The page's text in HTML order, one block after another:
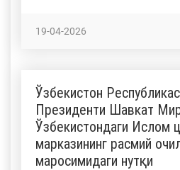
19-04-2026
Ўзбекистон
Президенти Шавкат
Ўзбекистондаги Ислом
марказининг расмий
маросимидаги нутқи